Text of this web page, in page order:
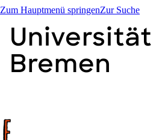
Zum Hauptmenü springenZur Suche